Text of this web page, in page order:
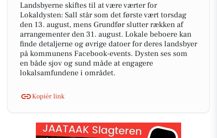
Landsbyerne skiftes til at være værter for
Lokaldysten: Sall står som det første vært torsdag
den 13. august, mens Grundfør slutter rækken af
arrangementer den 31. august. Lokale beboere kan
finde detaljerne og øvrige datoer for deres landsbyer
på kommunens Facebook-events. Dysten ses som
en både sjov og sund måde at engagere
lokalsamfundene i området.
Kopiér link